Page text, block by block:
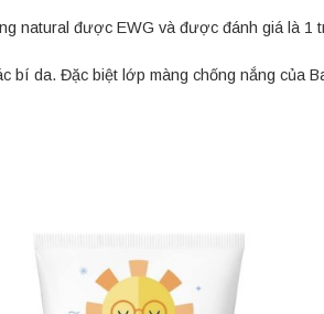
natural được EWG và được đánh giá là 1
bí da. Đặc biệt lớp màng chống nắng của